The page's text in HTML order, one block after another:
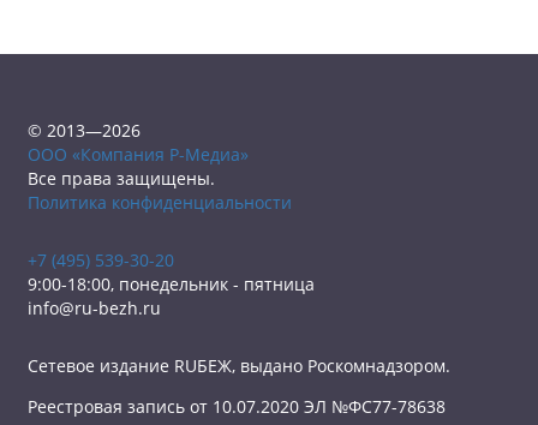
© 2013—2026
ООО «Компания Р-Медиа»
Все права защищены.
Политика конфиденциальности
+7 (495) 539-30-20
9:00-18:00, понедельник - пятница
info@ru-bezh.ru
Сетевое издание RUБЕЖ, выдано Роскомнадзором.
Реестровая запись от 10.07.2020 ЭЛ №ФС77-78638